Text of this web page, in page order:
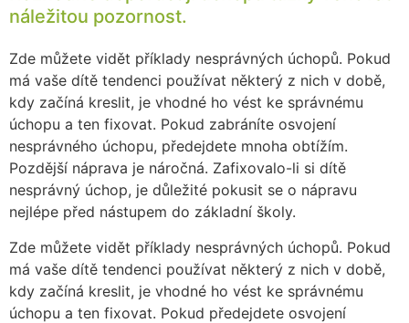
náležitou pozornost.
Zde můžete vidět příklady nesprávných úchopů. Pokud
má vaše dítě tendenci používat některý z nich v době,
kdy začíná kreslit, je vhodné ho vést ke správnému
úchopu a ten fixovat. Pokud zabráníte osvojení
nesprávného úchopu, předejdete mnoha obtížím.
Pozdější náprava je náročná. Zafixovalo-li si dítě
nesprávný úchop, je důležité pokusit se o nápravu
nejlépe před nástupem do základní školy.
Zde můžete vidět příklady nesprávných úchopů. Pokud
má vaše dítě tendenci používat některý z nich v době,
kdy začíná kreslit, je vhodné ho vést ke správnému
úchopu a ten fixovat. Pokud předejdete osvojení